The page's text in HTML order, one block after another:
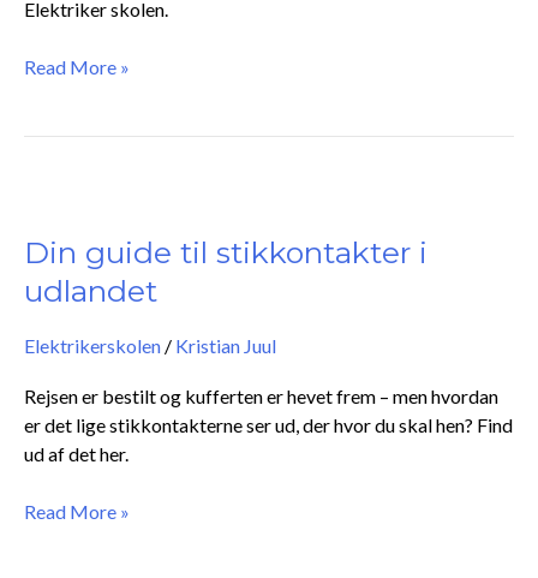
Elektriker skolen.
Read More »
Din guide til stikkontakter i
udlandet
Elektrikerskolen / Kristian Juul
Rejsen er bestilt og kufferten er hevet frem – men hvordan
er det lige stikkontakterne ser ud, der hvor du skal hen? Find
ud af det her.
til
stikkontakter
i
Read More »